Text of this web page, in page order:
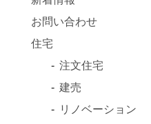
お問い合わせ
住宅
注文住宅
建売
リノベーション